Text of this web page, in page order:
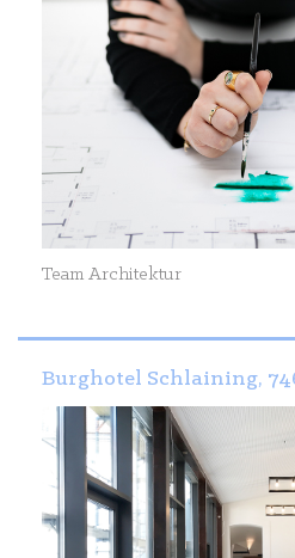
Team Architektur
Burghotel Schlaining,